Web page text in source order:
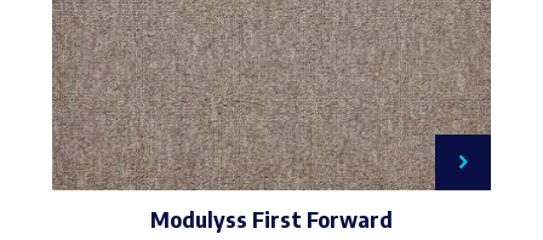
Modulyss First Forward